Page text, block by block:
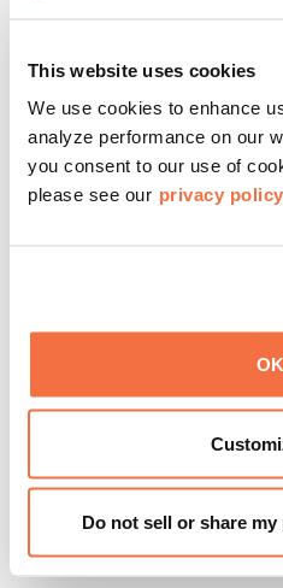
This website uses cookies
We use cookies to enhance
analyze performance on our
you consent to our use of
please see our privacy
OK
Do not sell or share
PRIMEROS DOMINGOS
Primeros domingos
a las Galerías de Arte,
California del OMCA es